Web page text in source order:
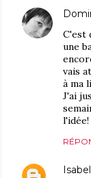
C'est
une
vais
à ma
J'ai
l'idée!